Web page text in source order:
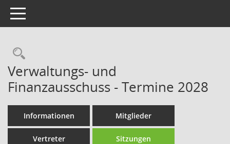
Toggle navigation
Rechercheauswahl
Verwaltungs- und
Finanzausschuss - Termine 2028
Informationen Mitglieder
Vertreter Sitzungen